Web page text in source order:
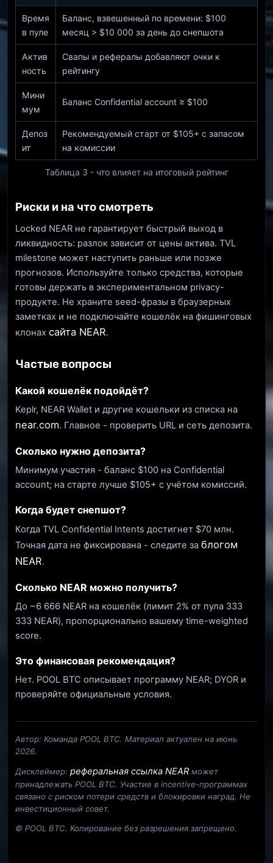
Таблица 3 - что влияет на итоговый рейтинг
Время
в пуле
Баланс, взвешенный по времени: $100
месяц > $10 000 за день до снепшота
Актив
ность
Свапы и рефералы добавляют очки к
рейтингу
Мини
мум
Баланс Confidential account ≥ $100
Депоз
ит
Рекомендуемый старт от $105+ с запасом
на комиссии
Риски и на что смотреть
Locked NEAR не гарантирует быстрый выход в
ликвидность: разлок зависит от цены актива. TVL
milestone может наступить раньше или позже
прогнозов. Используйте только средства, которые
готовы держать в экспериментальном privacy-
продукте. Не храните seed-фразы в браузерных
заметках и не подключайте кошелёк на фишинговых
клонах сайта NEAR.
Частые вопросы
Какой кошелёк подойдёт?
Keplr, NEAR Wallet и другие кошельки из списка на
near.com. Главное - проверить URL и сеть депозита.
Сколько нужно депозита?
Минимум участия - баланс $100 на Confidential
account; на старте лучше $105+ с учётом комиссий.
Когда будет снепшот?
Когда TVL Confidential Intents достигнет $70 млн.
Точная дата не фиксирована - следите за блогом
NEAR.
Сколько NEAR можно получить?
До ~6 666 NEAR на кошелёк (лимит 2% от пула 333
333 NEAR), пропорционально вашему time-weighted
score.
Это финансовая рекомендация?
Нет. POOL BTC описывает программу NEAR; DYOR и
проверяйте официальные условия.
Автор: Команда POOL BTC. Материал актуален на июнь
2026.
Дисклеймер: реферальная ссылка NEAR может
принадлежать POOL BTC. Участие в incentive-программах
связано с риском потери средств и блокировки наград. Не
инвестиционный совет.
© POOL BTC. Копирование без разрешения запрещено.